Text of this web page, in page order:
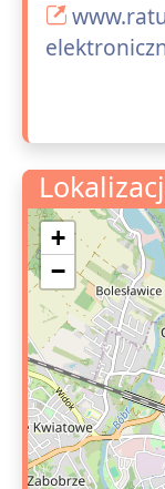
+
−